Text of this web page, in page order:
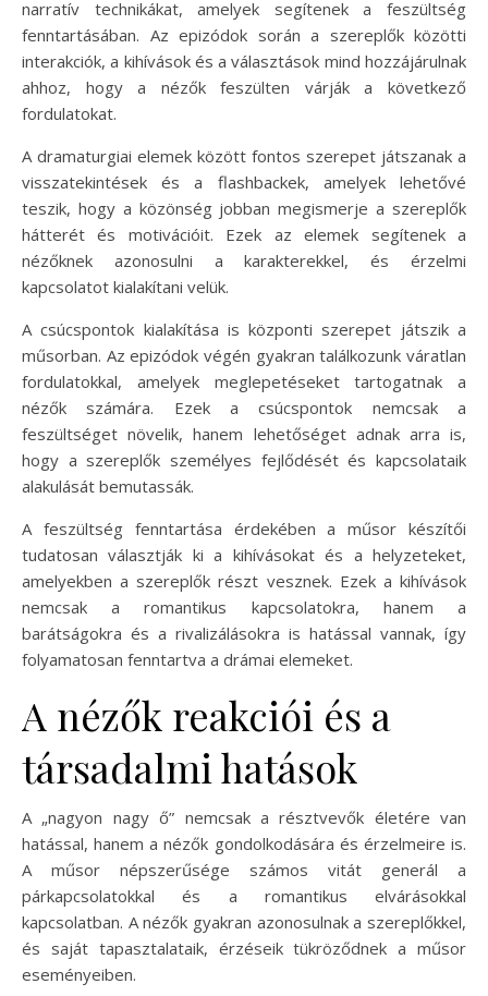
narratív technikákat, amelyek segítenek a feszültség
fenntartásában. Az epizódok során a szereplők közötti
interakciók, a kihívások és a választások mind hozzájárulnak
ahhoz, hogy a nézők feszülten várják a következő
fordulatokat.
A dramaturgiai elemek között fontos szerepet játszanak a
visszatekintések és a flashbackek, amelyek lehetővé
teszik, hogy a közönség jobban megismerje a szereplők
hátterét és motivációit. Ezek az elemek segítenek a
nézőknek azonosulni a karakterekkel, és érzelmi
kapcsolatot kialakítani velük.
A csúcspontok kialakítása is központi szerepet játszik a
műsorban. Az epizódok végén gyakran találkozunk váratlan
fordulatokkal, amelyek meglepetéseket tartogatnak a
nézők számára. Ezek a csúcspontok nemcsak a
feszültséget növelik, hanem lehetőséget adnak arra is,
hogy a szereplők személyes fejlődését és kapcsolataik
alakulását bemutassák.
A feszültség fenntartása érdekében a műsor készítői
tudatosan választják ki a kihívásokat és a helyzeteket,
amelyekben a szereplők részt vesznek. Ezek a kihívások
nemcsak a romantikus kapcsolatokra, hanem a
barátságokra és a rivalizálásokra is hatással vannak, így
folyamatosan fenntartva a drámai elemeket.
A nézők reakciói és a
társadalmi hatások
A „nagyon nagy ő” nemcsak a résztvevők életére van
hatással, hanem a nézők gondolkodására és érzelmeire is.
A műsor népszerűsége számos vitát generál a
párkapcsolatokkal és a romantikus elvárásokkal
kapcsolatban. A nézők gyakran azonosulnak a szereplőkkel,
és saját tapasztalataik, érzéseik tükröződnek a műsor
eseményeiben.